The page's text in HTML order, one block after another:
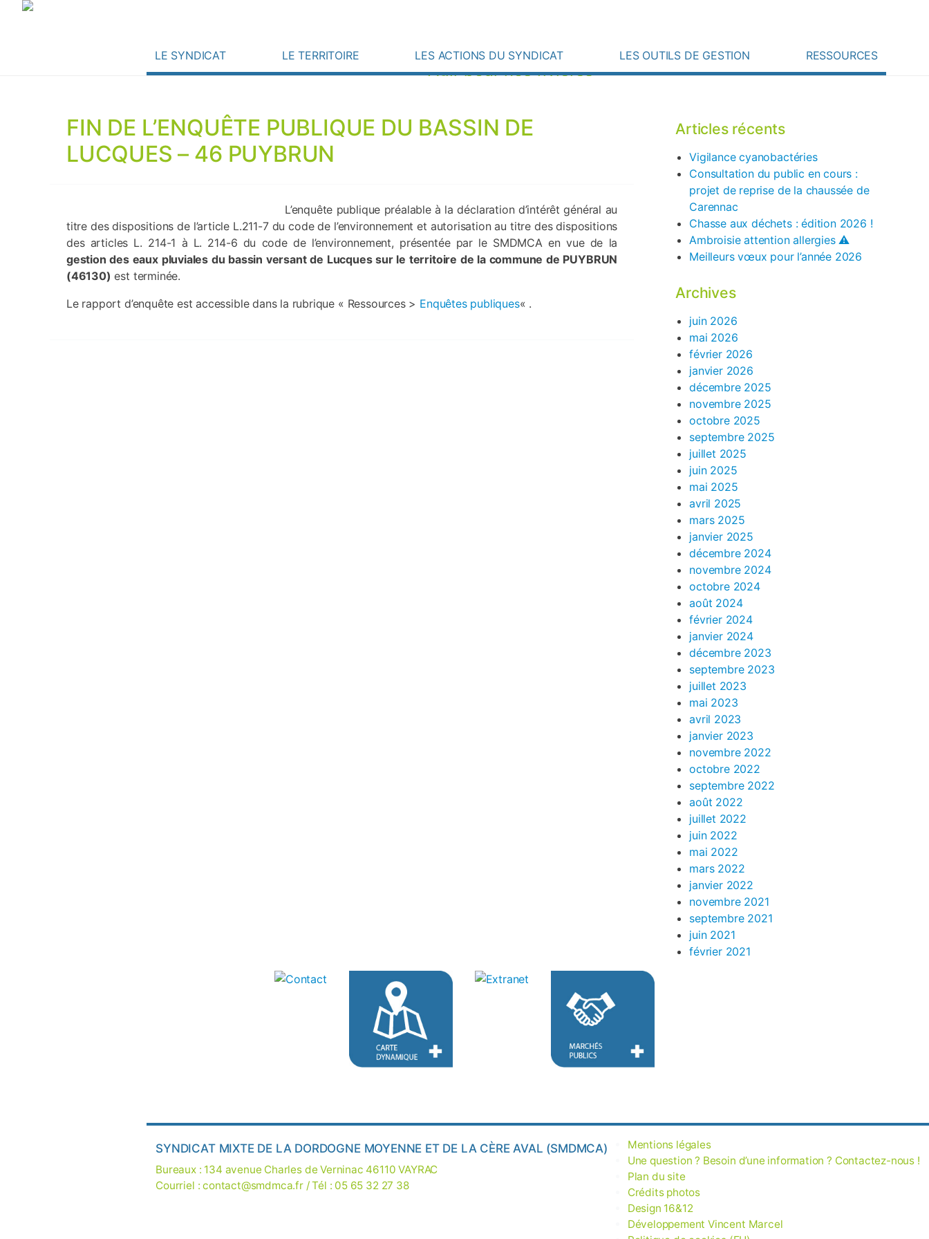
Agir pour nos rivières
LE SYNDICAT LE TERRITOIRE LES ACTIONS DU SYNDICAT LES OUTILS DE GESTION RESSOURCES
FIN DE L’ENQUÊTE PUBLIQUE DU BASSIN DE
LUCQUES – 46 PUYBRUN
L’enquête publique préalable à la déclaration d’intérêt général au
titre des dispositions de l’article L.211-7 du code de l’environnement et autorisation au titre des dispositions
des articles L. 214-1 à L. 214-6 du code de l’environnement, présentée par le SMDMCA en vue de la
gestion des eaux pluviales du bassin versant de Lucques sur le territoire de la commune de PUYBRUN
(46130) est terminée.
Le rapport d’enquête est accessible dans la rubrique « Ressources > Enquêtes publiques« .
Articles récents
Vigilance cyanobactéries
Consultation du public en cours :
projet de reprise de la chaussée de
Carennac
Chasse aux déchets : édition 2026 !
Ambroisie attention allergies ⚠️
Meilleurs vœux pour l’année 2026
Archives
juin 2026
mai 2026
février 2026
janvier 2026
décembre 2025
novembre 2025
octobre 2025
septembre 2025
juillet 2025
juin 2025
mai 2025
avril 2025
mars 2025
janvier 2025
décembre 2024
novembre 2024
octobre 2024
août 2024
février 2024
janvier 2024
décembre 2023
septembre 2023
juillet 2023
mai 2023
avril 2023
janvier 2023
novembre 2022
octobre 2022
septembre 2022
août 2022
juillet 2022
juin 2022
mai 2022
mars 2022
janvier 2022
novembre 2021
septembre 2021
juin 2021
février 2021
SYNDICAT MIXTE DE LA DORDOGNE MOYENNE ET DE LA CÈRE AVAL (SMDMCA)
Bureaux : 134 avenue Charles de Verninac 46110 VAYRAC
Courriel :contact@smdmca.fr/ Tél : 05 65 32 27 38
Mentions légales
Une question ? Besoin d’une information ? Contactez-nous !
Plan du site
Crédits photos
Design 16&12
Développement Vincent Marcel